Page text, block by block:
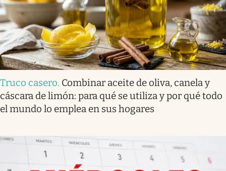
Truco casero. Combinar aceite de oliva, canela y
cáscara de limón: para qué se utiliza y por qué todo
el mundo lo emplea en sus hogares